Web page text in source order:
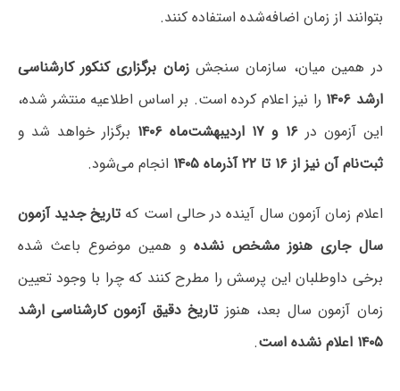
بتوانند از زمان اضافه‌شده استفاده کنند.
در همین میان، سازمان سنجشزمان برگزاری کنکور کارشناسی
ارشد ۱۴۰۶
را نیز اعلام کرده است. بر اساس اطلاعیه منتشر شده،
این آزمون در۱۶ و ۱۷ اردیبهشت‌ماه ۱۴۰۶
برگزار خواهد شد و
ثبت‌نام آن نیز از ۱۶ تا ۲۲ آذرماه ۱۴۰۵
انجام می‌شود.
اعلام زمان آزمون سال آینده در حالی است کهتاریخ جدید آزمون
سال جاری هنوز مشخص نشدهو همین موضوع باعث شده
برخی داوطلبان این پرسش را مطرح کنند که چرا با وجود تعیین
زمان آزمون سال بعد، هنوزتاریخ دقیق آزمون کارشناسی ارشد
۱۴۰۵ اعلام نشده است
.